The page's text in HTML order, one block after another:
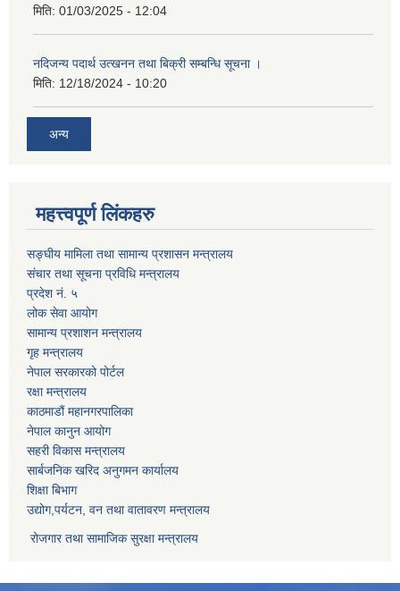
मिति: 01/03/2025 - 12:04
नदिजन्य पदार्थ उत्खनन तथा बिक्री सम्बन्धि सूचना ।
मिति: 12/18/2024 - 10:20
अन्य
महत्त्वपूर्ण लिंकहरु
सङ्घीय मामिला तथा सामान्य प्रशासन मन्त्रालय
संचार तथा सूचना प्रविधि मन्त्रालय
प्रदेश नं. ५
लोक सेवा आयोग
सामान्य प्रशाशन मन्त्रालय
गृह मन्त्रालय
नेपाल सरकारको पोर्टल
रक्षा मन्त्रालय
काठमाडौं महानगरपालिका
नेपाल कानुन आयोग
सहरी विकास मन्त्रालय
सार्बजनिक खरिद अनुगमन कार्यालय
शिक्षा बिभाग
उद्योग,पर्यटन, वन तथा वातावरण मन्त्रालय
रोजगार तथा सामाजिक सुरक्षा मन्त्रालय